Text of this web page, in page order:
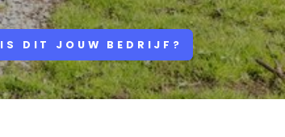
IS DIT JOUW BEDRIJF?